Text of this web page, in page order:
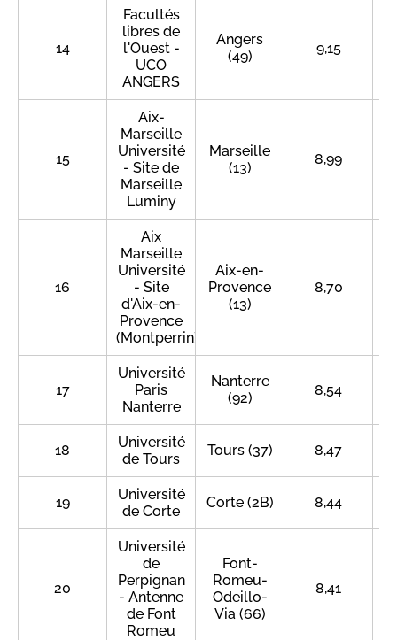
14
Facultés
libres de
l'Ouest -
UCO
ANGERS
Angers
(49)
9,15
15
Aix-
Marseille
Université
- Site de
Marseille
Luminy
Marseille
(13)
8,99
16
Aix
Marseille
Université
- Site
d'Aix-en-
Provence
(Montperrin)
Aix-en-
Provence
(13)
8,70
17
Université
Paris
Nanterre
Nanterre
(92)
8,54
18
Université
de Tours
Tours (37) 8,47
19
Université
de Corte
Corte (2B) 8,44
20
Université
de
Perpignan
- Antenne
de Font
Romeu
Font-
Romeu-
Odeillo-
Via (66)
8,41